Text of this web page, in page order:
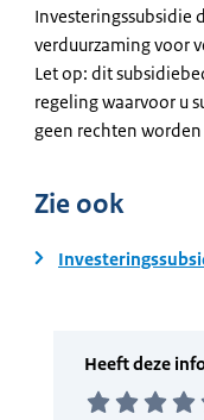
Investeringssubsidie
verduurzaming voor
Let op: dit
regeling waarvoor u
geen rechten
Zie ook